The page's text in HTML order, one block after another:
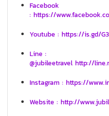
Facebook
: https://
Youtube : https://is.gd/
Line :
@jubileetravel http://
Instagram : https://
Website : http://